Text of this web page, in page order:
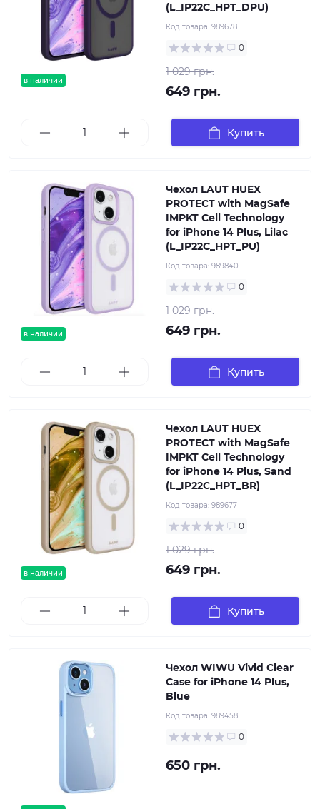
в наличии
(L_IP22C_HPT_DPU)
Код товара: 989678
0
1 029 грн.
649 грн.
Купить
в наличии
Чехол LAUT HUEX
PROTECT with MagSafe
IMPKT Cell Technology
for iPhone 14 Plus, Lilac
(L_IP22C_HPT_PU)
Код товара: 989840
0
1 029 грн.
649 грн.
Купить
в наличии
Чехол LAUT HUEX
PROTECT with MagSafe
IMPKT Cell Technology
for iPhone 14 Plus, Sand
(L_IP22C_HPT_BR)
Код товара: 989677
0
1 029 грн.
649 грн.
Купить
Чехол WIWU Vivid Clear
Case for iPhone 14 Plus,
Blue
Код товара: 989458
0
650 грн.